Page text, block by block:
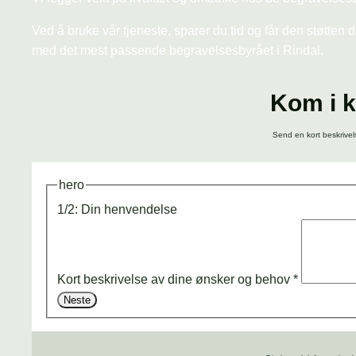
Ved å bruke vår tjeneste, sparer du tid og får den
med det mest passende begravelsesbyrået i Rindal.
Kom i
Send en kort
hero
1/2: Din henvendelse
Kort beskrivelse av dine ønsker og behov *
Neste